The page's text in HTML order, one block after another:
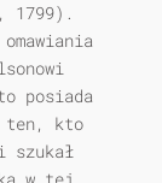
1799).
posiada
ten, kto
szukał